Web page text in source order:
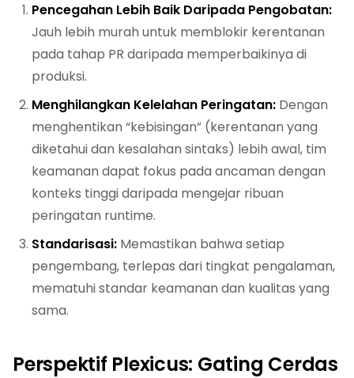
Pencegahan Lebih Baik Daripada Pengobatan:
Jauh lebih murah untuk memblokir kerentanan
pada tahap PR daripada memperbaikinya di
produksi.
Menghilangkan Kelelahan Peringatan: Dengan
menghentikan “kebisingan” (kerentanan yang
diketahui dan kesalahan sintaks) lebih awal, tim
keamanan dapat fokus pada ancaman dengan
konteks tinggi daripada mengejar ribuan
peringatan runtime.
Standarisasi: Memastikan bahwa setiap
pengembang, terlepas dari tingkat pengalaman,
mematuhi standar keamanan dan kualitas yang
sama.
Perspektif Plexicus: Gating Cerdas